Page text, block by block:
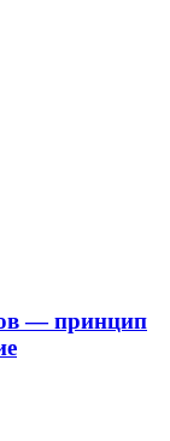
— принцип